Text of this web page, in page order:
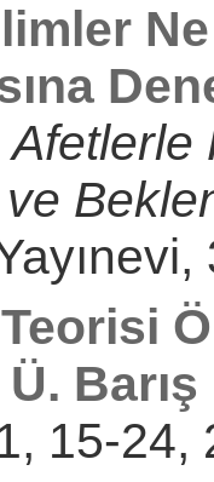
Afetlerle
Ü.
15-24,